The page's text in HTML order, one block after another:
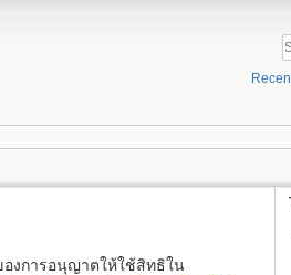
องการอนุญาตให้ใช้สิทธิใน